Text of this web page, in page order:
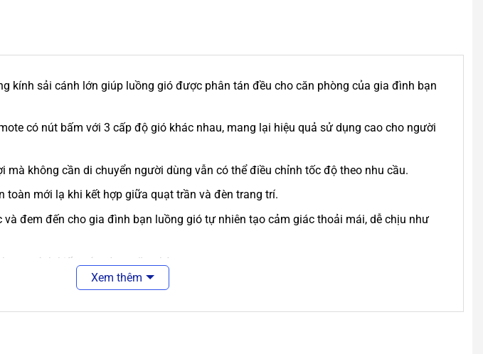
kính sải cánh lớn giúp luồng gió được phân tán đều cho căn phòng của gia đình bạn
có nút bấm với 3 cấp độ gió khác nhau, mang lại hiệu quả sử dụng cao cho người
không cần di chuyển người dùng vẫn có thể điều chỉnh tốc độ theo nhu cầu.
toàn mới lạ khi kết hợp giữa quạt trần và đèn trang trí.
và đem đến cho gia đình bạn luồng gió tự nhiên tạo cảm giác thoải mái, dễ chịu như
cách kiến trúc, từng căn phòng
điện năng hiệu quả
Xem thêm